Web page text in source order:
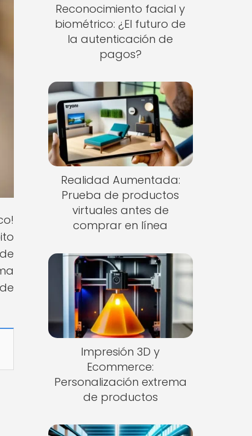
Reconocimiento facial y
biométrico: ¿El futuro de
la autenticación de
pagos?
Realidad Aumentada:
Prueba de productos
virtuales antes de
comprar en línea
Impresión 3D y
Ecommerce:
Personalización extrema
de productos